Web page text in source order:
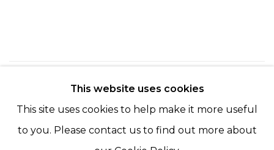
RETOUR
This website uses cookies
This site uses cookies to help make it more useful
to you. Please contact us to find out more about